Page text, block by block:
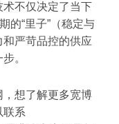
术不仅决定了当下
的“里子”（稳定与
严苛品控的供应
。
想了解更多宽博
联系